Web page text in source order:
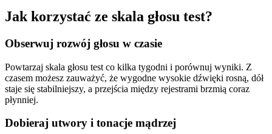
Jak korzystać ze skala głosu test?
Obserwuj rozwój głosu w czasie
Powtarzaj skala głosu test co kilka tygodni i porównuj wyniki. Z
czasem możesz zauważyć, że wygodne wysokie dźwięki rosną, dół
staje się stabilniejszy, a przejścia między rejestrami brzmią coraz
płynniej.
Dobieraj utwory i tonacje mądrzej